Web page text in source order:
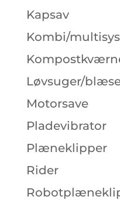
Kapsav
Kombi/
Løvsuger/
Motorsave
Pladevibrator
Plæneklipper
Rider